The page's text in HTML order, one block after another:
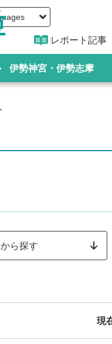
レポート記事
伊勢神宮・伊勢志摩
ら探す
現